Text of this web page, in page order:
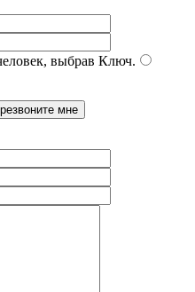
выбрав Ключ.